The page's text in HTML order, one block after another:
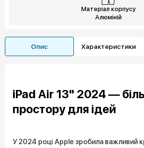
Матеріал корпусу
Алюміній
Опис Характеристики
iPad Air 13" 2024 —
простору для ідей
У 2024 році Apple зробила важливий